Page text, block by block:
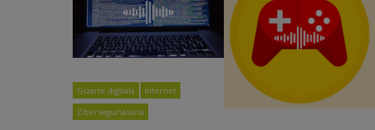
Gizarte digitala
Internet
Zibersegurtasuna